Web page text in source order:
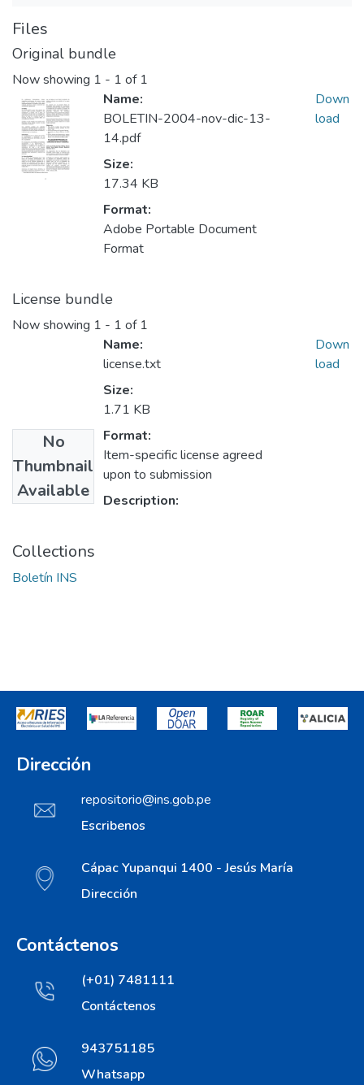
Files
Original bundle
Now showing 1 - 1 of 1
Name:
BOLETIN-2004-nov-dic-13-
14.pdf
Size:
17.34 KB
Format:
Adobe Portable Document
Format
Down
load
License bundle
Now showing 1 - 1 of 1
No
Thumbnail
Available
Name:
license.txt
Size:
1.71 KB
Format:
Item-specific license agreed
upon to submission
Description:
Down
load
Collections
Boletín INS
Dirección
repositorio@ins.gob.pe
Escribenos
Cápac Yupanqui 1400 - Jesús María
Dirección
Contáctenos
(+01) 7481111
Contáctenos
943751185
Whatsapp